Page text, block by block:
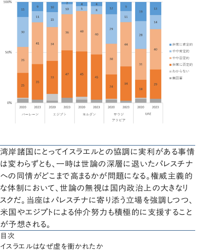
湾岸諸国にとってイスラエルとの協調に実利がある事情
は変わらずとも、一時は世論の深層に退いたパレスチナ
への同情がどこまで高まるかが問題になる。権威主義的
な体制において、世論の無視は国内政治上の大きなリ
スクだ。当座はパレスチナに寄り添う立場を強調しつつ、
米国やエジプトによる仲介努力も積極的に支援すること
が予想される。
目次
イスラエルはなぜ虚を衝かれたか